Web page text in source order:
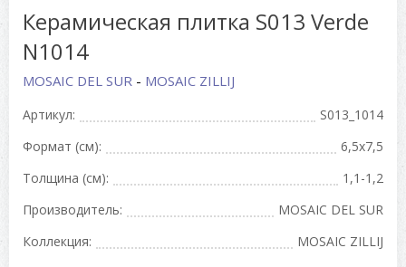
Керамическая плитка S013 Verde
N1014
MOSAIC DEL SUR - MOSAIC ZILLIJ
Артикул:
S013_1014
Формат (см):
6,5x7,5
Толщина (см):
1,1-1,2
Производитель:
MOSAIC DEL SUR
Коллекция:
MOSAIC ZILLIJ